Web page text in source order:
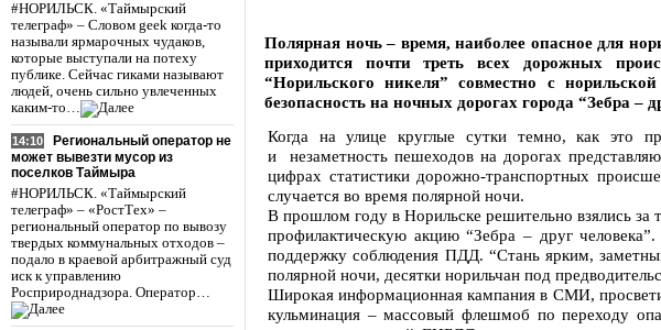
#НОРИЛЬСК. «Таймырский
телеграф» – Словом geek когда-то
называли ярмарочных чудаков,
которые выступали на потеху
публике. Сейчас гиками называют
людей, очень сильно увлеченных
каким-то…
14:10
Региональный оператор не
может вывезти мусор из
поселков Таймыра
#НОРИЛЬСК. «Таймырский
телеграф» – «РостТех» –
региональный оператор по вывозу
твердых коммунальных отходов –
подало в краевой арбитражный суд
иск к управлению
Росприроднадзора. Оператор…
Полярная ночь – время, наиболее опасное для
приходится почти треть всех дорожных
“Норильского никеля” совместно с
безопасность на ночных дорогах города “Зебра –
Когда на улице круглые сутки темно, как это
и незаметность пешеходов на дорогах
цифрах статистики дорожно-транспортных
случается во время полярной ночи.
В прошлом году в Норильске решительно взялись
профилактическую акцию “Зебра – друг
поддержку соблюдения ПДД. “Стань ярким,
полярной ночи, десятки норильчан под
Широкая информационная кампания в СМИ,
кульминация – массовый флешмоб по переходу